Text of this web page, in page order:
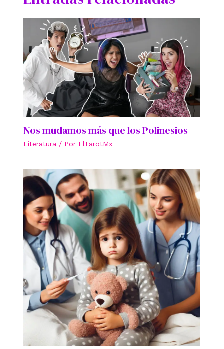
Nos mudamos más que los Polinesios
Literatura / Por ElTarotMx